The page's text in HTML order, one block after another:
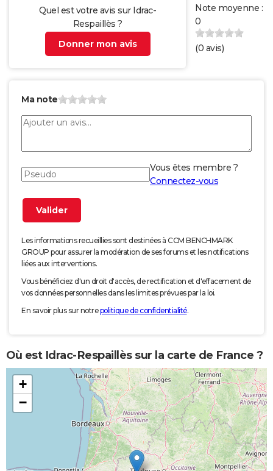
Quel est votre avis sur Idrac-
Respaillès ?
Donner mon avis
Note moyenne :
0
(0 avis)
Ma note
Vous êtes membre ?
Connectez-vous
Les informations recueillies sont destinées à CCM BENCHMARK
GROUP pour assurer la modération de ses forums et les notifications
liées aux interventions.
Vous bénéficiez d'un droit d'accès, de rectification et d'effacement de
vos données personnelles dans les limites prévues par la loi.
En savoir plus sur notrepolitique de confidentialité.
Où est Idrac-Respaillès sur la carte de France ?
+
−